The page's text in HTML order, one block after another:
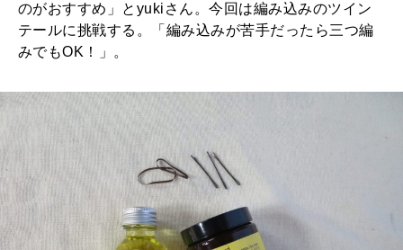
のがおすすめ」とyukiさん。今回は編み込みのツイン
テールに挑戦する。「編み込みが苦手だったら三つ編
みでもOK！」。